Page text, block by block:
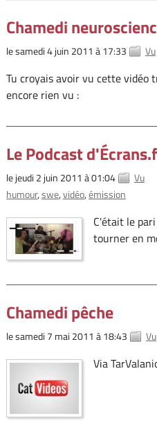
Chamedi
le samedi 4 juin 2011 à 17:33 Vu
Tu croyais avoir vu cette vidéo
encore rien vu :
Le Podcast
le jeudi 2 juin 2011 à 01:04 Vu
humour swe vidéo émission
C'était le
tourner en
Chamedi pêche
le samedi 7 mai 2011 à 18:43 Vu
Via